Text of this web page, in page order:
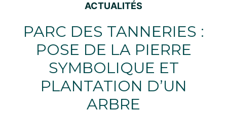
ACTUALITÉS
PARC DES TANNERIES :
POSE DE LA PIERRE
SYMBOLIQUE ET
PLANTATION D’UN
ARBRE